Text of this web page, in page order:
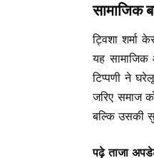
सामाजिक
ट्विशा
यह सामाजिक
टिप्पणी ने
जरिए समाज
बल्कि उसकी
पढ़े ताजा